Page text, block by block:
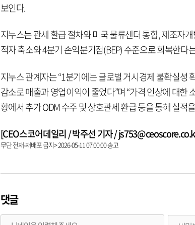
보인다.
지누스는 관세 환급 절차와 미국 물류센터 통합, 제조자
적자 축소와 4분기 손익분기점(BEP) 수준으로 회복한다
지누스 관계자는 “1분기에는 글로벌 거시경제 불확실성
감소로 매출과 영업이익이 줄었다”며 “가격 인상에 대한
황에서 추가 ODM 수주 및 상호관세 환급 등을 통해 실적
[CEO스코어데일리 / 박주선 기자 /
무단 전재-재배포 금지> 2026-05-11 07:00:00 송고
댓글